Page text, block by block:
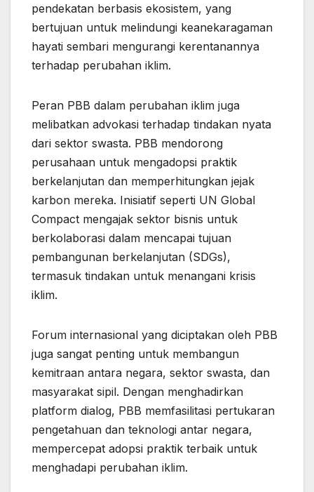
pendekatan berbasis ekosistem, yang
bertujuan untuk melindungi keanekaragaman
hayati sembari mengurangi kerentanannya
terhadap perubahan iklim.
Peran PBB dalam perubahan iklim juga
melibatkan advokasi terhadap tindakan nyata
dari sektor swasta. PBB mendorong
perusahaan untuk mengadopsi praktik
berkelanjutan dan memperhitungkan jejak
karbon mereka. Inisiatif seperti UN Global
Compact mengajak sektor bisnis untuk
berkolaborasi dalam mencapai tujuan
pembangunan berkelanjutan (SDGs),
termasuk tindakan untuk menangani krisis
iklim.
Forum internasional yang diciptakan oleh PBB
juga sangat penting untuk membangun
kemitraan antara negara, sektor swasta, dan
masyarakat sipil. Dengan menghadirkan
platform dialog, PBB memfasilitasi pertukaran
pengetahuan dan teknologi antar negara,
mempercepat adopsi praktik terbaik untuk
menghadapi perubahan iklim.